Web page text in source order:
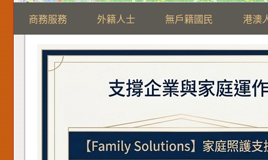
商務服務 外籍人士 無戶籍國民 港澳